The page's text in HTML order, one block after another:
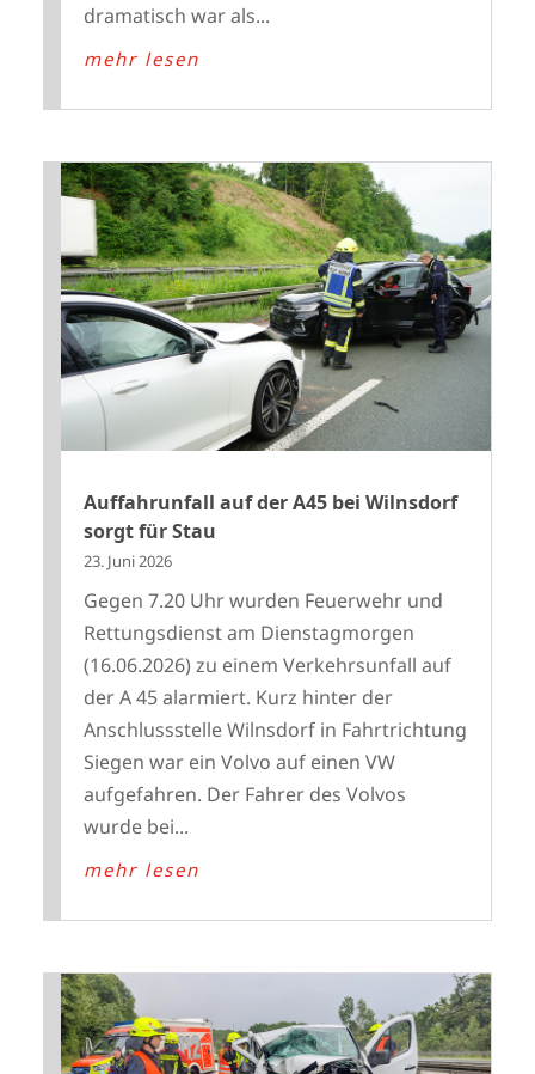
dramatisch war als...
mehr lesen
Auffahrunfall auf der A45 bei Wilnsdorf
sorgt für Stau
23. Juni 2026
Gegen 7.20 Uhr wurden Feuerwehr und
Rettungsdienst am Dienstagmorgen
(16.06.2026) zu einem Verkehrsunfall auf
der A 45 alarmiert. Kurz hinter der
Anschlussstelle Wilnsdorf in Fahrtrichtung
Siegen war ein Volvo auf einen VW
aufgefahren. Der Fahrer des Volvos
wurde bei...
mehr lesen